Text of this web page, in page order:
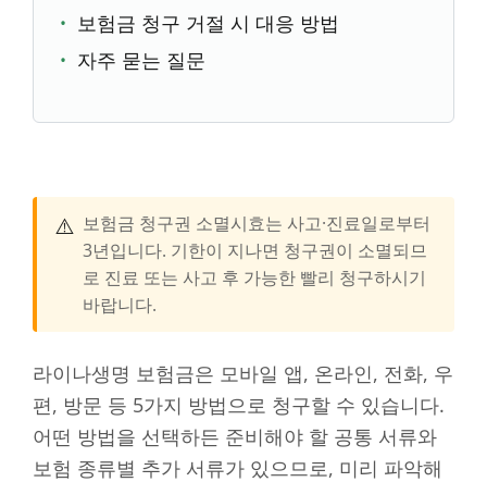
보험금 청구 거절 시 대응 방법
자주 묻는 질문
⚠️ 보험금 청구권 소멸시효는 사고·진료일로부터
3년입니다. 기한이 지나면 청구권이 소멸되므
로 진료 또는 사고 후 가능한 빨리 청구하시기
바랍니다.
라이나생명 보험금은 모바일 앱, 온라인, 전화, 우
편, 방문 등 5가지 방법으로 청구할 수 있습니다.
어떤 방법을 선택하든 준비해야 할 공통 서류와
보험 종류별 추가 서류가 있으므로, 미리 파악해